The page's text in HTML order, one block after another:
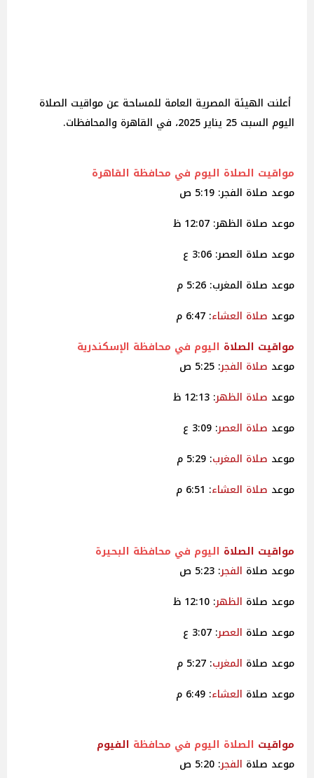
أعلنت الهيئة المصرية العامة للمساحة عن مواقيت الصلاة
اليوم السبت 25 يناير 2025، في القاهرة والمحافظات.
مواقيت الصلاة اليوم في محافظة القاهرة
موعد صلاة الفجر: 5:19 ص
موعد صلاة الظهر: 12:07 ظ
موعد صلاة العصر: 3:06 ع
موعد صلاة المغرب: 5:26 م
موعد صلاة العشاء: 6:47 م
مواقيت الصلاة اليوم في محافظة الإسكندرية
موعد صلاة الفجر: 5:25 ص
موعد صلاة الظهر: 12:13 ظ
موعد صلاة العصر: 3:09 ع
موعد صلاة المغرب: 5:29 م
موعد صلاة العشاء: 6:51 م
مواقيت الصلاة اليوم في محافظة البحيرة
موعد صلاة الفجر: 5:23 ص
موعد صلاة الظهر: 12:10 ظ
موعد صلاة العصر: 3:07 ع
موعد صلاة المغرب: 5:27 م
موعد صلاة العشاء: 6:49 م
مواقيت الصلاة اليوم في محافظة الفيوم
موعد صلاة الفجر: 5:20 ص